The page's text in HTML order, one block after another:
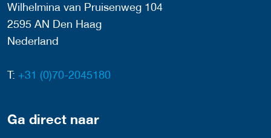
Wilhelmina van Pruisenweg 104
2595 AN Den Haag
Nederland
T: +31 (0)70-2045180
Ga direct naar